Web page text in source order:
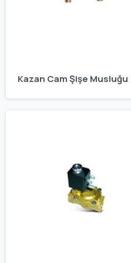
Kazan Cam Şişe Musluğu